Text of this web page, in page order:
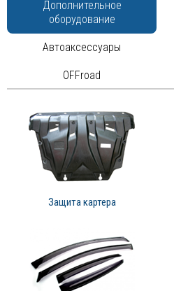
Дополнительное
оборудование
Автоаксессуары
OFFroad
Защита картера